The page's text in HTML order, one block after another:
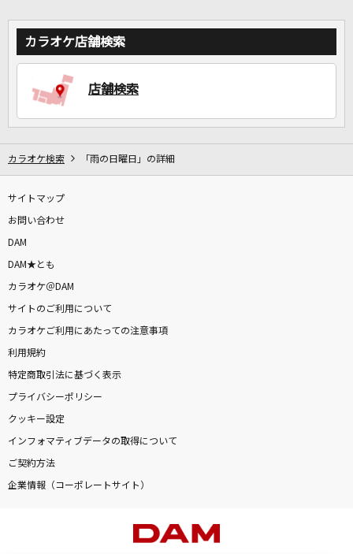
カラオケ店舗検索
店舗検索
カラオケ検索 「雨の日曜日」の詳細
サイトマップ
お問い合わせ
DAM
DAM★とも
カラオケ＠DAM
サイトのご利用について
カラオケご利用にあたっての注意事項
利用規約
特定商取引法に基づく表示
プライバシーポリシー
クッキー設定
インフォマティブデータの取得について
ご契約方法
企業情報（コーポレートサイト）